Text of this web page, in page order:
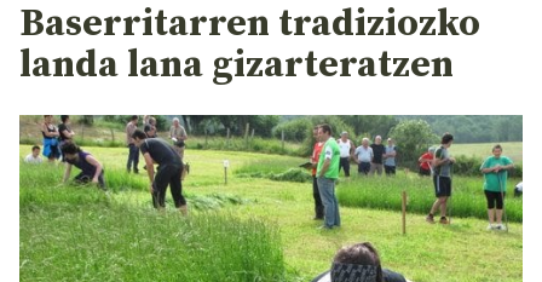
Baserritarren tradiziozko
landa lana gizarteratzen